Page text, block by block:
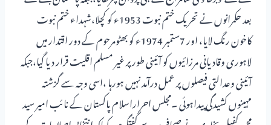
بعد حکمرانوں نے تحریک ختم نبوت 1953ء کو کچلا،شہداء ختم نبوت
کاخون رنگ لایا، اور 7ستمبر 1974ء کو بھٹومرحوم کے دور اقتدار میں
لاہوری وقادیانی مرزائیوں کو آئینی طور پر غیر مسلم اقلیت قرار دیا گیا،جبکہ
آئینی وعدالتی فیصلوں پر عمل درآمد نہیں ہورہا ،اسی وجہ سے گزشتہ
مہینوں کشیدگی پیداہوئی ۔مجلس احراراسلام پاکستان کے نائب امیر سید